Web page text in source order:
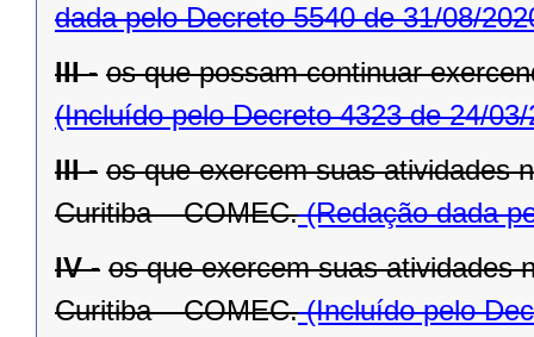
dada pelo Decreto 5540 de 31/08/
III - os que possam continuar
(Incluído pelo Decreto 4323 de 24/
III - os que exercem suas atividades
Curitiba – COMEC.(Redação dada
IV - os que exercem suas atividades
Curitiba – COMEC.(Incluído pelo